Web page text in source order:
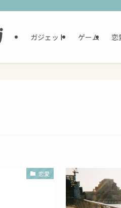
ガジェット ゲーム 恋
恋愛